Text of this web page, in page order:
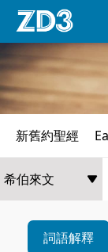
新舊約聖經
詞語解釋